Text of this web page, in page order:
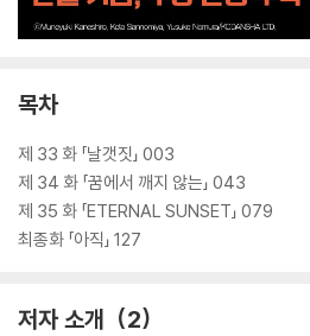
목차
제 33 화 「날갯짓」 003
제 34 화 「꿈에서 깨지 않는」 043
제 35 화 「ETERNAL SUNSET」 079
최종화 「아직」 127
저자 소개 2